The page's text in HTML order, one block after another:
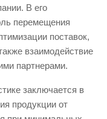
В его
перемещения
поставок,
взаимодействие
партнерами.
заключается в
продукции от